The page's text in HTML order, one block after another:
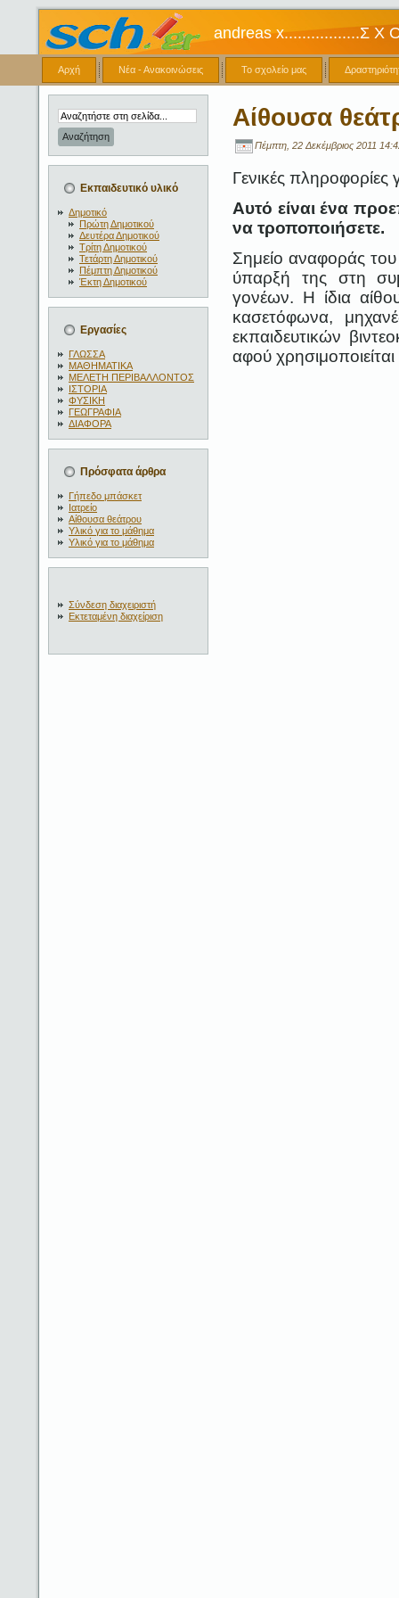
andreas x.................Σ Χ
Αρχή Νέα - Ανακοινώσεις Το σχολείο μας
Εκπαιδευτικό υλικό
Δημοτικό
Πρώτη Δημοτικού
Δευτέρα Δημοτικού
Τρίτη Δημοτικού
Τετάρτη Δημοτικού
Πέμπτη Δημοτικού
Έκτη Δημοτικού
Εργασίες
ΓΛΩΣΣΑ
ΜΑΘΗΜΑΤΙΚΑ
ΜΕΛΕΤΗ ΠΕΡΙΒΑΛΛΟΝΤΟΣ
ΙΣΤΟΡΙΑ
ΦΥΣΙΚΗ
ΓΕΩΓΡΑΦΙΑ
ΔΙΑΦΟΡΑ
Πρόσφατα άρθρα
Γήπεδο μπάσκετ
Ιατρείο
Αίθουσα θεάτρου
Υλικό για το μάθημα
Υλικό για το μάθημα
Σύνδεση διαχειριστή
Εκτεταμένη διαχείριση
Αίθουσα
Πέμπτη, 22 Δεκέμβριος 2011
Γενικές πληροφορίες
Αυτό είναι ένα
να τροποποιήσετε.
Σημείο αναφοράς του
ύπαρξή της στη
γονέων. Η ίδια
κασετόφωνα,
εκπαιδευτικών
αφού